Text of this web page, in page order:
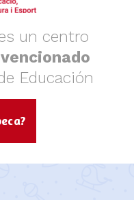
un centro
Educación